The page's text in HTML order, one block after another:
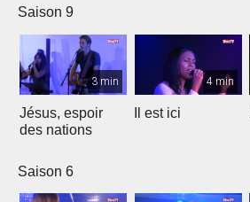
Saison 9
3 min
Jésus, espoir
des nations
4 min
Il est ici
Saison 6